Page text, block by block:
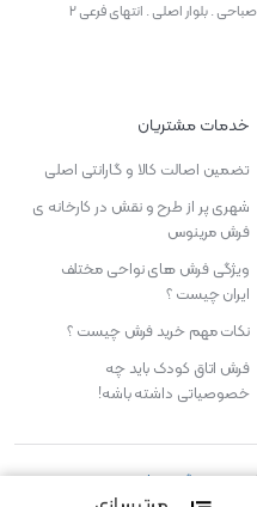
کاشان - آران و بیدگل . شهرک صنعتی سلیمان صباحی . بلوار اصلی . انتهای فرعی ۲
خدمات مشتریان
تضمین اصالت کالا و گارانتی اصلی
شهری پر از طرح و نقش در کارخانه ی
فرش مرینوس
ویژگی‌ فرش‌ های نواحی مختلف
ایران چیست ؟
نکات مهم خرید فرش چیست ؟
فرش اتاق کودک باید چه
خصوصیاتی داشته باشه!
:میهن گستر پارس